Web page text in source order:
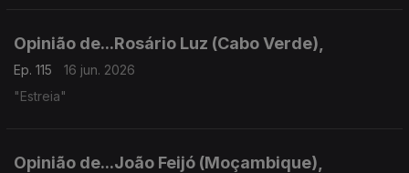
Opinião de...Rosário Luz (Cabo Verde),
Ep. 115
16 jun. 2026
"Estreia"
Opinião de...João Feijó (Moçambique),